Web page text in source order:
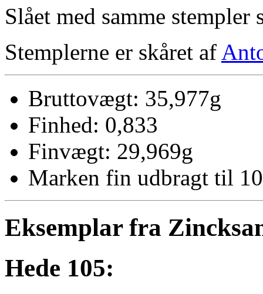
Slået med samme stempler
Stemplerne er skåret af
Bruttovægt: 35,977g
Finhed: 0,833
Finvægt: 29,969g
Marken fin udbragt til
Eksemplar fra
Hede 105: